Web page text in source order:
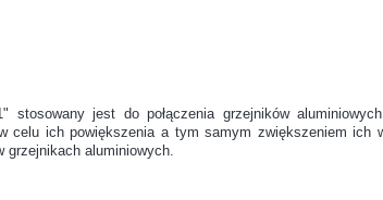
stosowany jest do połączenia grzejników
celu ich powiększenia a tym samym zwiększeniem ich
grzejnikach aluminiowych.